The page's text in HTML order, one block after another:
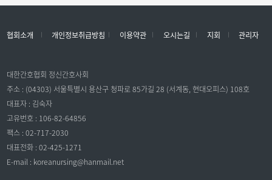
협회소개 개인정보취급방침 이용약관 오시는길 지회 관리자
대한간호협회 정신간호사회
주소 : (04303) 서울특별시 용산구 청파로 85가길 28 (서계동, 현대오피스) 108호
대표자 : 김숙자
고유번호 : 106-82-64856
팩스 : 02-717-2030
대표전화 : 02-425-1271
E-mail : koreanursing@hanmail.net